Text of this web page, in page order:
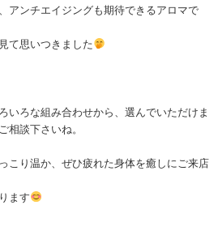
アンチエイジングも期待できるアロマで
て思いつきました
いろな組み合わせから、選んでいただけま
相談下さいね。
こり温か、ぜひ疲れた身体を癒しにご来店
ます